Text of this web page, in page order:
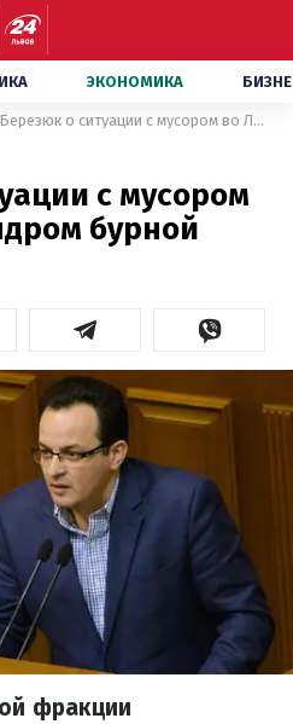
ЭКОНОМИКА
Березюк о ситуации с мусором во Львове: Синдром бурной деятельности
с мусором
бурной
фракции